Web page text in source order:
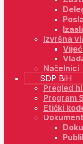
Izvršna
Načelnici
SDP BiH
Pregled
Program
Etički